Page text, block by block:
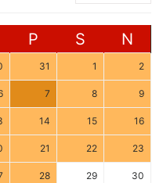
P S N
31 1 2
7 8 9
14 15 16
21 22 23
28 29 30